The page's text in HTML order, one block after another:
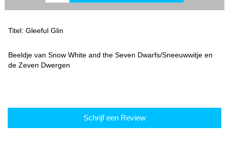
Titel: Gleeful Glin
Beeldje van Snow White and the Seven Dwarfs/Sneeuwwitje en
de Zeven Dwergen
Schrijf een Review